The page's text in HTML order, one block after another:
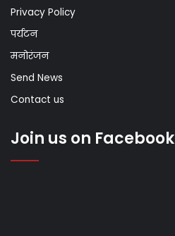
Privacy Policy
पर्यटन
मनोरंजन
Send News
Contact us
Join us on Facebook